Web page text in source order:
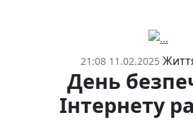
21:08 11.02.2025
День
Інтернету